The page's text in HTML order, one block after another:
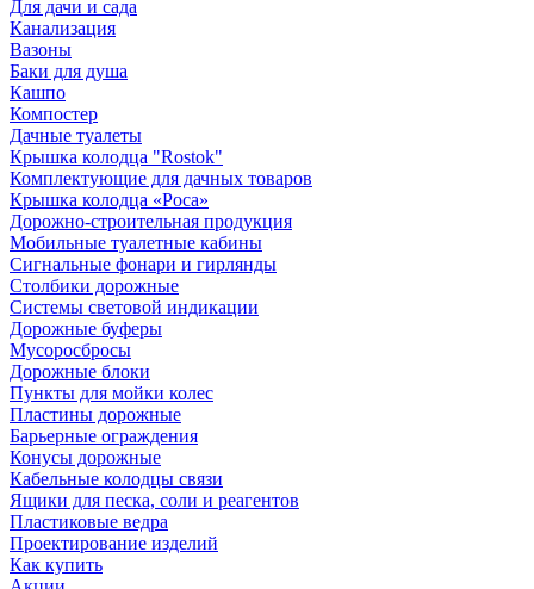
Для дачи и сада
Канализация
Вазоны
Баки для душа
Кашпо
Компостер
Дачные туалеты
Крышка колодца "Rostok"
Комплектующие для дачных товаров
Крышка колодца «Роса»
Дорожно-строительная продукция
Мобильные туалетные кабины
Сигнальные фонари и гирлянды
Столбики дорожные
Системы световой индикации
Дорожные буферы
Мусоросбросы
Дорожные блоки
Пункты для мойки колес
Пластины дорожные
Барьерные ограждения
Конусы дорожные
Кабельные колодцы связи
Ящики для песка, соли и реагентов
Пластиковые ведра
Проектирование изделий
Как купить